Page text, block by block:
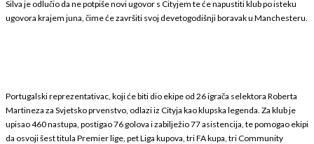
Silva je odlučio da ne potpiše novi ugovor s Cityjem te će napustiti klub po isteku
ugovora krajem juna, čime će završiti svoj devetogodišnji boravak u Manchesteru.
Portugalski reprezentativac, koji će biti dio ekipe od 26 igrača selektora Roberta
Martineza za Svjetsko prvenstvo, odlazi iz Cityja kao klupska legenda. Za klub je
upisao 460 nastupa, postigao 76 golova i zabilježio 77 asistencija, te pomogao ekipi
da osvoji šest titula Premier lige, pet Liga kupova, tri FA kupa, tri Community